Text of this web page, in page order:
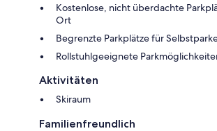
Kostenlose, nicht überdachte
Ort
Begrenzte Parkplätze für
Rollstuhlgeeignete
Aktivitäten
Skiraum
Familienfreundlich